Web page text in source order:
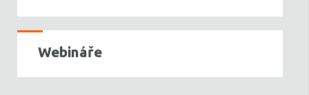
Webináře